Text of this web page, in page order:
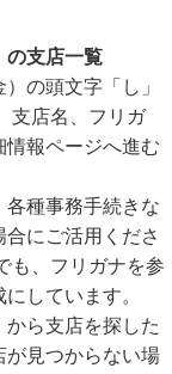
の支店一覧
の頭文字「し」
支店名、フリガ
報ページへ進む
種事務手続きな
にご活用くださ
も、フリガナを参
しています。
ら支店を探した
が見つからない場